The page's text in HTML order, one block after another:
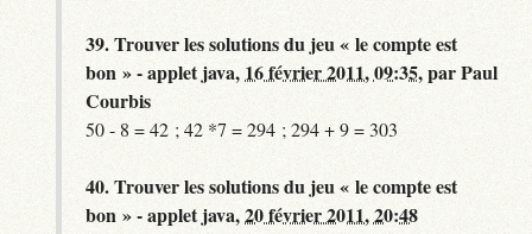
39.Trouver les solutions du jeu « le compte est
bon » - applet java, 16 février 2011, 09:35,parPaul
Courbis
50 - 8 = 42 ; 42 *7 = 294 ; 294 + 9 = 303
40.Trouver les solutions du jeu « le compte est
bon » - applet java,20 février 2011, 20:48